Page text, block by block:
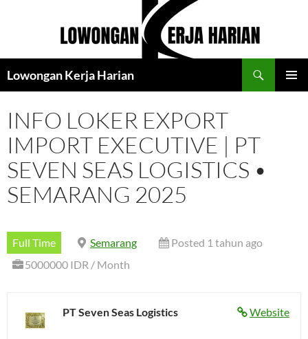
Lowongan Kerja Harian
INFO LOKER EXPORT
IMPORT EXECUTIVE | PT
SEVEN SEAS LOGISTICS •
SEMARANG 2025
Full Time Semarang
Posted 1 tahun ago
5000000 IDR / Month
Website
PT Seven Seas Logistics